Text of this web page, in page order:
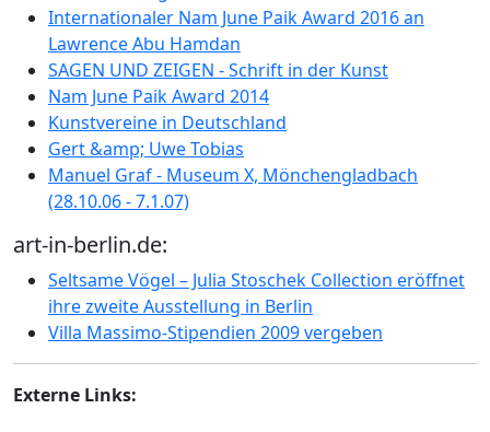
Internationaler Nam June Paik Award 2016 an
Lawrence Abu Hamdan
SAGEN UND ZEIGEN - Schrift in der Kunst
Nam June Paik Award 2014
Kunstvereine in Deutschland
Gert &amp; Uwe Tobias
Manuel Graf - Museum X, Mönchengladbach
(28.10.06 - 7.1.07)
art-in-berlin.de:
Seltsame Vögel – Julia Stoschek Collection eröffnet
ihre zweite Ausstellung in Berlin
Villa Massimo-Stipendien 2009 vergeben
Externe Links: